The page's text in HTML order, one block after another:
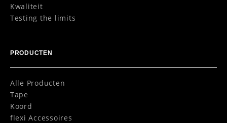
Kwaliteit
Testing the limits
PRODUCTEN
Alle Producten
Tape
Koord
flexi Accessoires